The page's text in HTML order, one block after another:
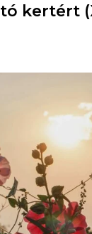
kertért